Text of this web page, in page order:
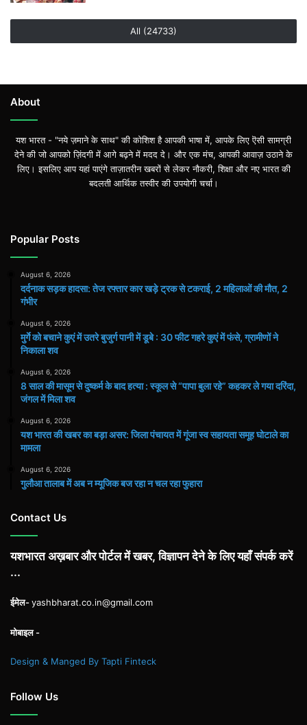
All (24733)
About
यश भारत - "नये ज़माने के साथ" की कोशिश है आपकी भाषा में, आपके लिए ऎसी सामग्री
देने की जो आपको ज़िंदगी में आगे बढ़ने में मदद दे। और एक मंच, आपकी आवाज़ उठाने के
लिए। इसलिए आप यहां पाएंगे ताज़ातरीन खबरों से लेकर नौकरी, शिक्षा और नए भारत की
बदलती आर्थिक तस्वीर की उपयोगी चर्चा।
Popular Posts
August 6, 2026
दर्दनाक सड़क हादसा: तेज रफ्तार कार खड़े ट्रक से टकराई, 2 महिलाओं की मौत, 2
गंभीर
August 6, 2026
मुर्गे को बचाने कुएं में उतरे बुजुर्ग पानी में डूबे : 30 फीट गहरे कुएं में फंसे, ग्रामीणों ने
निकाला शव
August 6, 2026
8 साल की मासूम से दुष्कर्म के बाद हत्या : स्कूल से “पापा बुला रहे” कहकर ले गया दरिंदा,
जंगल में मिला शव
August 6, 2026
यश भारत की खबर का बड़ा असर: जिला पंचायत में गूंजा स्व सहायता समूह घोटाले का
मामला
August 6, 2026
गुलौआ तालाब में अब न म्यूजिक बज रहा न चल रहा फुहारा
Contact Us
यशभारत अख़बार और पोर्टल में खबर, विज्ञापन देने के लिए यहाँ संपर्क करें
...
ईमेल-yashbharat.co.in@gmail.com
मोबाइल -
Design & Manged By Tapti Finteck
Follow Us